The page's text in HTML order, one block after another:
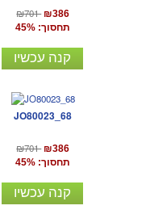
₪701 ₪386
תחסוך: 45%
קנה עכשיו
JO80023_68
₪701 ₪386
תחסוך: 45%
קנה עכשיו